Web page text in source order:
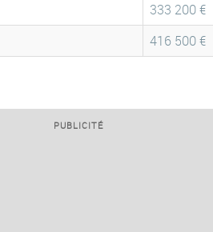
333 200 €
416 500 €
PUBLICITÉ